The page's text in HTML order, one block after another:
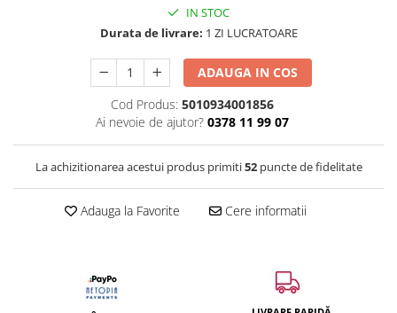
IN STOC
Durata de livrare: 1 ZI LUCRATOARE
ADAUGA IN COS
Cod Produs: 5010934001856
Ai nevoie de ajutor? 0378 11 99 07
La achizitionarea acestui produs primiti52puncte de fidelitate
Adauga la Favorite Cere informatii